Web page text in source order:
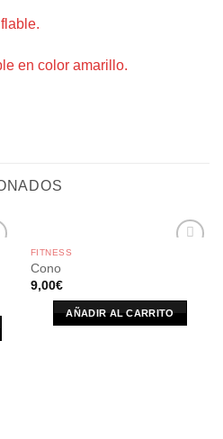
en color amarillo.
FITNESS
Cono
9,00€
AÑADIR AL CARRITO